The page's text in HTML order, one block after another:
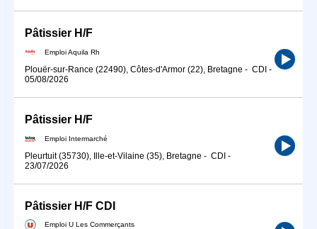
Pâtissier H/F
Emploi Aquila Rh
Plouër-sur-Rance (22490), Côtes-d'Armor (22), Bretagne - CDI -
05/08/2026
Pâtissier H/F
Emploi Intermarché
Pleurtuit (35730), Ille-et-Vilaine (35), Bretagne - CDI -
23/07/2026
Pâtissier H/F CDI
Emploi U Les Commerçants